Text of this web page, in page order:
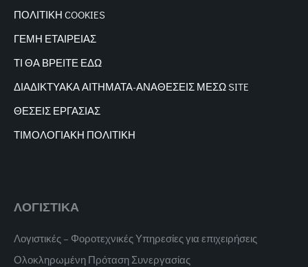
ΠΟΛΙΤΙΚΗ COOKIES
ΓΕΜΗ ΕΤΑΙΡΕΙΑΣ
ΤΙ ΘΑ ΒΡΕΙΤΕ ΕΔΩ
ΔΙΑΔΙΚΤΥΑΚΑΑΙΤΗΜΑΤΑ-ΑΝΑΘΕΣΕΙΣ ΜΕΣΩ SITE
ΘΕΣΕΙΣ ΕΡΓΑΣΙΑΣ
ΤΙΜΟΛΟΓΙΑΚΗ ΠΟΛΙΤΙΚΗ
ΛΟΓΙΣΤΙΚΑ
Λογιστικές – Φοροτεχνικές Υπηρεσίες για επιχειρήσεις
Ολοκληρωμένη Πρόταση Συνεργασίας